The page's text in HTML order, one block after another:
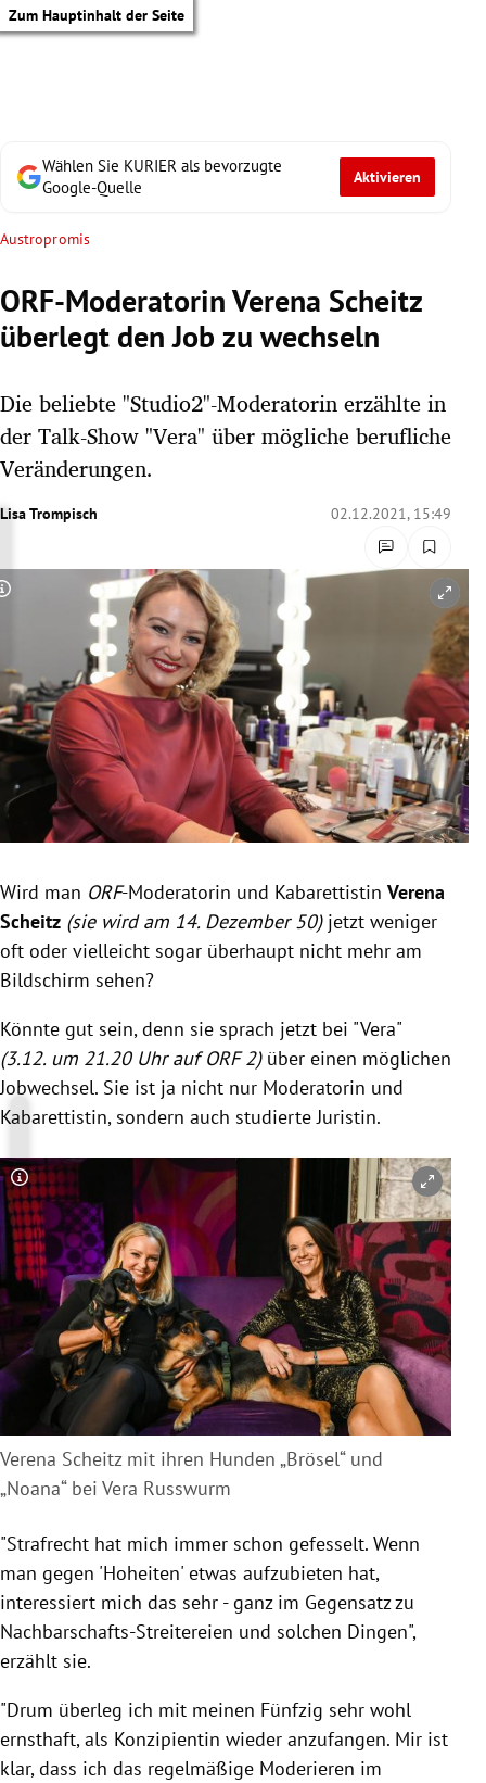
Zum Hauptinhalt der Seite
Untermenü
Untermenü
Untermenü
Untermenü
Untermenü
Untermenü
Untermenü
Untermenü
Wählen Sie KURIER als bevorzugte
Google-Quelle
Aktivieren
Austropromis
ORF-Moderatorin Verena Scheitz
überlegt den Job zu wechseln
Die beliebte "Studio2"-Moderatorin erzählte in
der Talk-Show "Vera" über mögliche berufliche
Veränderungen.
Lisa Trompisch 02.12.2021, 15:49
Copyright-Hinweis öffnen/schließen
Wird man ORF-Moderatorin und Kabarettistin Verena
Scheitz (sie wird am 14. Dezember 50)jetzt weniger
oft oder vielleicht sogar überhaupt nicht mehr am
Bildschirm sehen?
Könnte gut sein, denn sie sprach jetzt bei "Vera"
(3.12. um 21.20 Uhr auf ORF 2) über einen möglichen
Jobwechsel. Sie ist ja nicht nur Moderatorin und
Kabarettistin, sondern auch studierte Juristin.
Copyright-Hinweis öffnen/schließen
Verena Scheitz mit ihren Hunden „Brösel“ und
„Noana“ bei Vera Russwurm
"Strafrecht hat mich immer schon gefesselt. Wenn
man gegen 'Hoheiten' etwas aufzubieten hat,
interessiert mich das sehr - ganz im Gegensatz zu
Nachbarschafts-Streitereien und solchen Dingen",
erzählt sie.
"Drum überleg ich mit meinen Fünfzig sehr wohl
ernsthaft, als Konzipientin wieder anzufangen. Mir ist
klar, dass ich das regelmäßige Moderieren im